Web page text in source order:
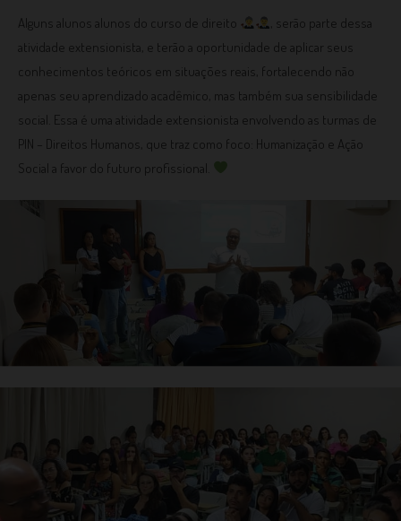
Alguns alunos alunos do curso de direito
, serão parte dessa
atividade extensionista, e terão a oportunidade de aplicar seus
conhecimentos teóricos em situações reais, fortalecendo não
apenas seu aprendizado acadêmico, mas também sua sensibilidade
social. Essa é uma atividade extensionista envolvendo as turmas de
PIN – Direitos Humanos, que traz como foco: Humanização e Ação
Social a favor do futuro profissional.